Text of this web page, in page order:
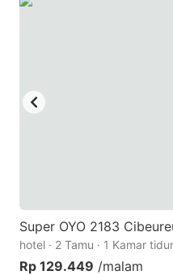
Super OYO 2183
hotel · 2 Tamu · 1 Kamar tidur
Rp 129.449 /malam